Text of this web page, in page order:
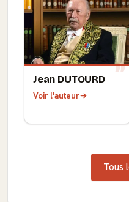
Jean DUTOURD
Voir l'auteur
Tous